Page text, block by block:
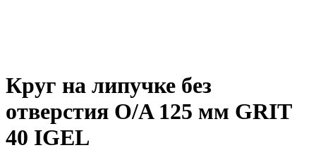
Круг на липучке без
отверстия O/A 125 мм GRIT
40 IGEL